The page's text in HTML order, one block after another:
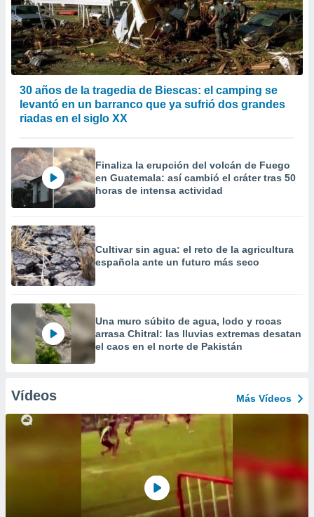
30 años de la tragedia de Biescas: el camping se
levantó en un barranco que ya sufrió dos grandes
riadas en el siglo XX
Finaliza la erupción del volcán de Fuego
en Guatemala: así cambió el cráter tras 50
horas de intensa actividad
Cultivar sin agua: el reto de la agricultura
española ante un futuro más seco
Una muro súbito de agua, lodo y rocas
arrasa Chitral: las lluvias extremas desatan
el caos en el norte de Pakistán
Vídeos Más Vídeos